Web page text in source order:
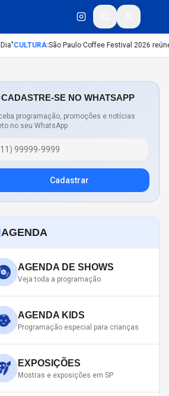
CULTURA:São Paulo Coffee Festival 2026 reúne
CADASTRE-SE NO WHATSAPP
programação, promoções e notícias
no seu WhatsApp
Cadastrar
AGENDA
AGENDA DE SHOWS
Veja toda a programação
AGENDA KIDS
Programação especial para crianças
EXPOSIÇÕES
Mostras e exposições em SP